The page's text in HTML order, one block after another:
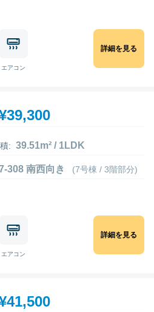
エアコン
詳細を見る
: 39.51m² / 1LDK
308 南西向き (7号棟 / 3階部分)
エアコン
詳細を見る